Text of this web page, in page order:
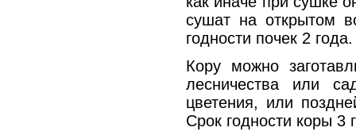
сушат на открытом
годности почек 2 года.
Кору можно
лесничества или
цветения, или
Срок годности коры 3